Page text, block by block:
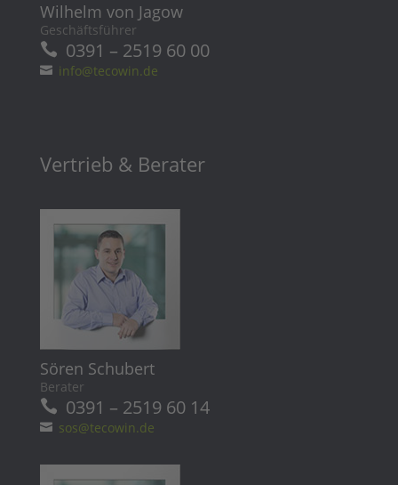
Wilhelm von Jagow
Geschäftsführer
0391 – 2519 60 00
info@tecowin.de
Vertrieb & Berater
Sören Schubert
Berater
0391 – 2519 60 14
sos@tecowin.de